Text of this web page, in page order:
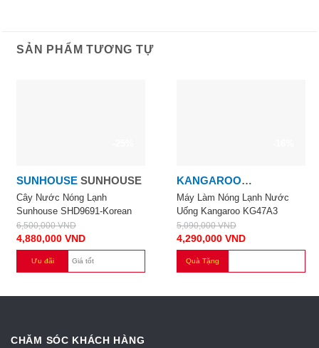
SẢN PHẨM TƯƠNG TỰ
SUNHOUSE SUNHOUSE
Cây Nước Nóng Lạnh
Sunhouse SHD9691-Korean
6,500,000VND
4,880,000 VND
Ưu đãi Giá tốt
KANGAROO
KANGAROO
Máy Làm Nóng Lạnh Nước
Uống Kangaroo KG47A3
5,090,000VND
4,290,000 VND
Quà Tặng
CHĂM SÓC KHÁCH HÀNG